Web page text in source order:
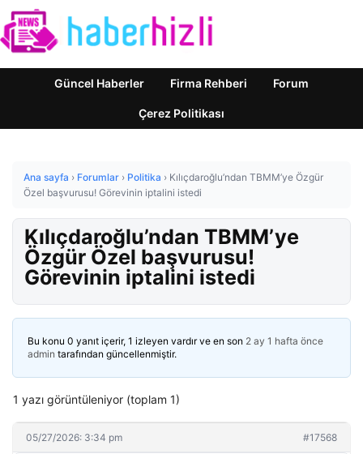
Güncel Haberler Firma Rehberi Forum
Çerez Politikası
Ana sayfa › Forumlar › Politika › Kılıçdaroğlu’ndan TBMM’ye Özgür
Özel başvurusu! Görevinin iptalini istedi
Kılıçdaroğlu’ndan TBMM’ye
Özgür Özel başvurusu!
Görevinin iptalini istedi
Bu konu 0 yanıt içerir, 1 izleyen vardır ve en son 2 ay 1 hafta önce
admin tarafından güncellenmiştir.
1 yazı görüntüleniyor (toplam 1)
05/27/2026: 3:34 pm #17568